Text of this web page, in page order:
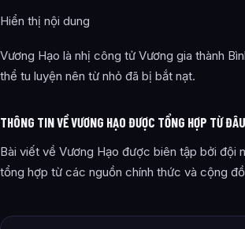
Hiển thị nội dung
Vương Hạo là nhị công tử Vương gia thành
thể tu luyện nên từ nhỏ đã bị bắt nạt.
THÔNG TIN VỀ VƯƠNG HẠO ĐƯỢC TỔNG HỢP TỪ
Bài viết về Vương Hạo được biên tập bởi đội
tổng hợp từ các nguồn chính thức và cộng